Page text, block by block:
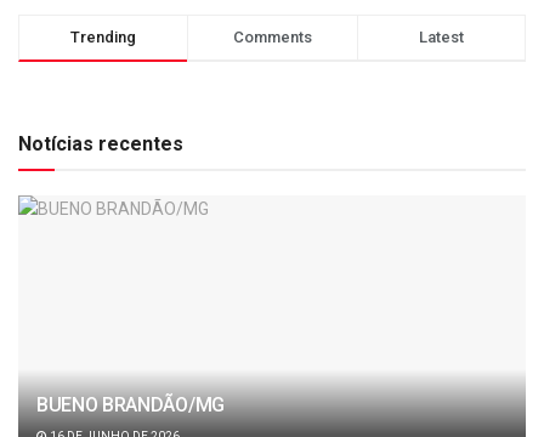
Trending Comments Latest
Notícias recentes
BUENO BRANDÃO/MG